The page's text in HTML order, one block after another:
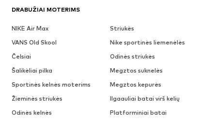
DRABUŽIAI MOTERIMS
NIKE Air Max
Striukės
VANS Old Skool
Nike sportinės liemenėlės
Čelsiai
Odinės striukės
Šalikėliai pilka
Megztos suknelės
Sportinės kelnės moterims
Megztos kepurės
Žieminės striukės
Ilgaauliai batai virš kelių
Odinės kelnės
Platforminiai batai